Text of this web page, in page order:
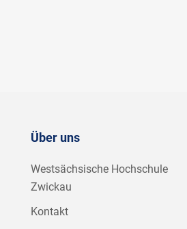
Über uns
Westsächsische Hochschule
Zwickau
Kontakt